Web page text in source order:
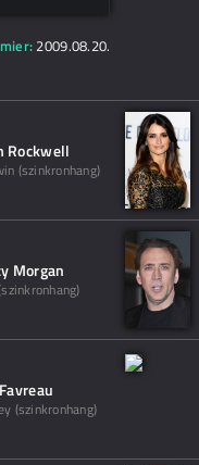
2009.08.20.
Rockwell
(szinkronhang)
Morgan
(szinkronhang)